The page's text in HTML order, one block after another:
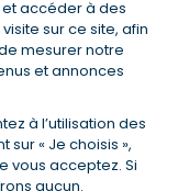
accéder à des
sur ce site, afin
mesurer notre
et annonces
à l’utilisation des
sur « Je choisis »,
vous acceptez. Si
aucun.
ITT, IPP) âgée de 35
connu. Au
179,08 €/mois
14/07/2022 avec
: 15 117,65 €).
montant fixé entre
l'allongement
du coût total du